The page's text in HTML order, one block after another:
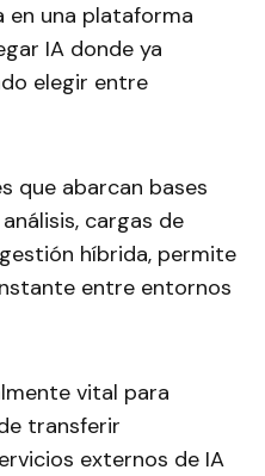
en una plataforma
IA donde ya
elegir entre
que abarcan bases
cargas de
híbrida, permite
entre entornos
vital para
transferir
externos de IA